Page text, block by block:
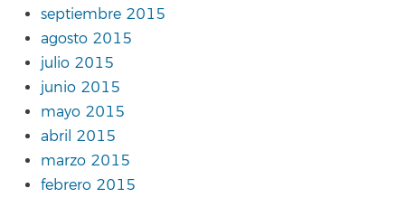
septiembre 2015
agosto 2015
julio 2015
junio 2015
mayo 2015
abril 2015
marzo 2015
febrero 2015